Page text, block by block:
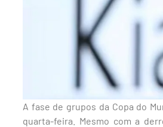
A fase de grupos da Copa do
quarta-feira. Mesmo com a